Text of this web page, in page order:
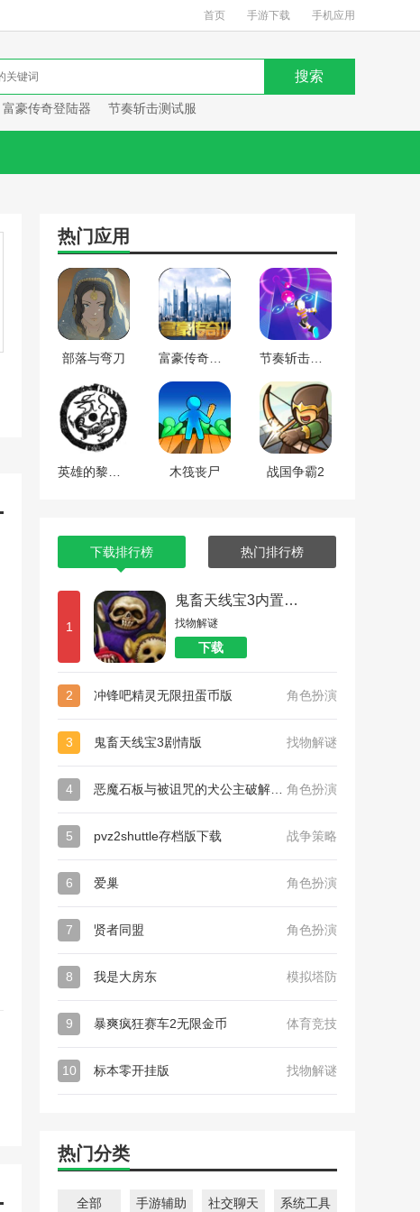
首页 手游下载 手机应用
富豪传奇登陆器 节奏斩击测试服
热门应用
部落与弯刀
木筏丧尸 战国争霸2
下载排行榜 热门排行榜
1
鬼畜天线宝3内置菜单
找物解谜
下载
2 冲锋吧精灵无限扭蛋币版 角色扮演
3 鬼畜天线宝3剧情版 找物解谜
4 角色扮演
5 pvz2shuttle存档版下载 战争策略
6 爱巢 角色扮演
7 贤者同盟 角色扮演
8 我是大房东 模拟塔防
9 暴爽疯狂赛车2无限金币 体育竞技
10 标本零开挂版 找物解谜
热门分类
全部 手游辅助 社交聊天 系统工具